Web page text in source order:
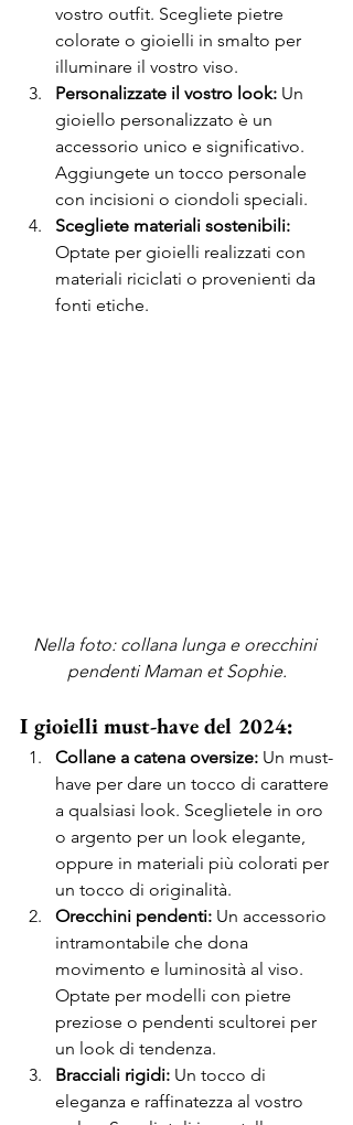
vostro outfit. Scegliete pietre
colorate o gioielli in smalto per
illuminare il vostro viso.
Personalizzate il vostro look: Un
gioiello personalizzato è un
accessorio unico e significativo.
Aggiungete un tocco personale
con incisioni o ciondoli speciali.
Scegliete materiali sostenibili:
Optate per gioielli realizzati con
materiali riciclati o provenienti da
fonti etiche.
Nella foto: collana lunga e orecchini
pendenti Maman et Sophie.
I gioielli must-have del 2024:
Collane a catena oversize: Un must-
have per dare un tocco di carattere
a qualsiasi look. Sceglietele in oro
o argento per un look elegante,
oppure in materiali più colorati per
un tocco di originalità.
Orecchini pendenti: Un accessorio
intramontabile che dona
movimento e luminosità al viso.
Optate per modelli con pietre
preziose o pendenti scultorei per
un look di tendenza.
Bracciali rigidi: Un tocco di
eleganza e raffinatezza al vostro